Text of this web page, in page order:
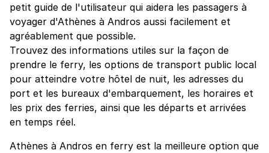
petit guide de l'utilisateur qui aidera les passagers à
voyager d'Athènes à Andros aussi facilement et
agréablement que possible.
Trouvez des informations utiles sur la façon de
prendre le ferry, les options de transport public local
pour atteindre votre hôtel de nuit, les adresses du
port et les bureaux d'embarquement, les horaires et
les prix des ferries, ainsi que les départs et arrivées
en temps réel.
Athènes à Andros en ferry est la meilleure option que